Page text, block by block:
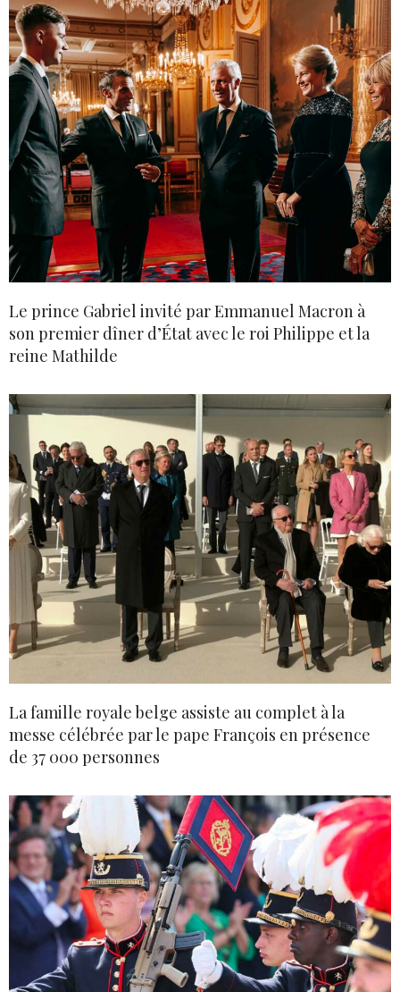
Le prince Gabriel invité par Emmanuel Macron à
son premier dîner d’État avec le roi Philippe et la
reine Mathilde
La famille royale belge assiste au complet à la
messe célébrée par le pape François en présence
de 37 000 personnes